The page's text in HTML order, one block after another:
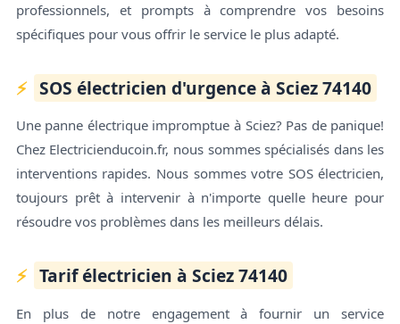
professionnels, et prompts à comprendre vos besoins
spécifiques pour vous offrir le service le plus adapté.
SOS électricien d'urgence à Sciez 74140
Une panne électrique impromptue à Sciez? Pas de panique!
Chez Electricienducoin.fr, nous sommes spécialisés dans les
interventions rapides. Nous sommes votre SOS électricien,
toujours prêt à intervenir à n'importe quelle heure pour
résoudre vos problèmes dans les meilleurs délais.
Tarif électricien à Sciez 74140
En plus de notre engagement à fournir un service